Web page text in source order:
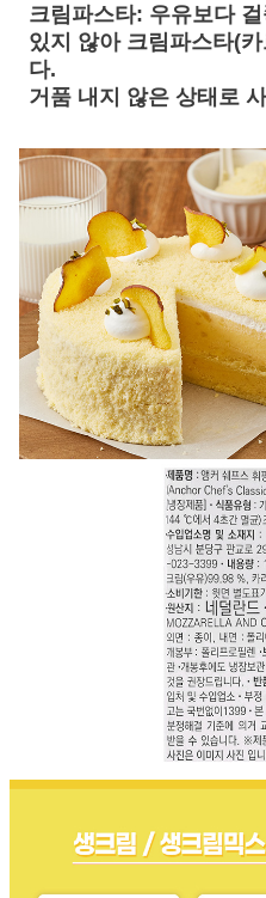
크림파스타: 우유보다
있지 않아 크림파스타(
다.
거품 내지 않은 상태 로